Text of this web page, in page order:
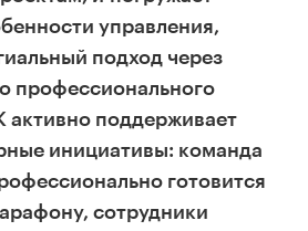
управления,
подход через
профессионального
активно поддерживает
инициативы: команда
готовится
сотрудники